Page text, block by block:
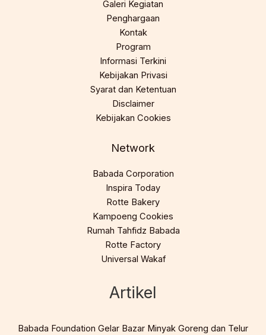
Galeri Kegiatan
Penghargaan
Kontak
Program
Informasi Terkini
Kebijakan Privasi
Syarat dan Ketentuan
Disclaimer
Kebijakan Cookies
Network
Babada Corporation
Inspira Today
Rotte Bakery
Kampoeng Cookies
Rumah Tahfidz Babada
Rotte Factory
Universal Wakaf
Artikel
Babada Foundation Gelar Bazar Minyak Goreng dan Telur